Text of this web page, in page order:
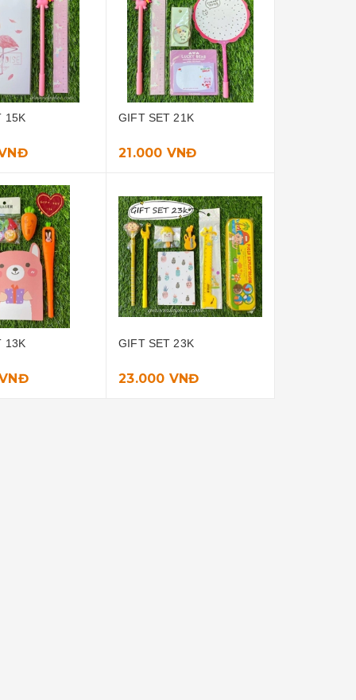
15K GIFT SET 21K
21.000 VNĐ
13K GIFT SET 23K
23.000 VNĐ